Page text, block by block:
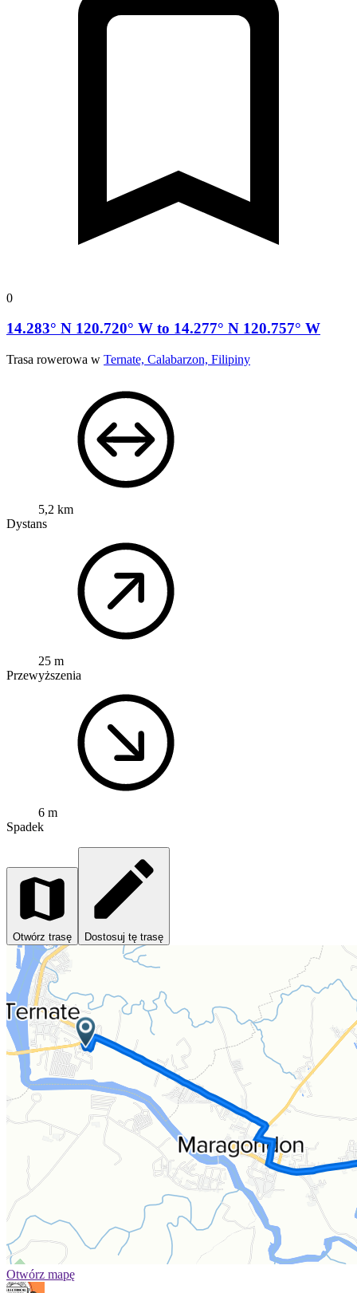
0
14.283° N 120.720° W to 14.277° N 120.757° W
Trasa rowerowa w Ternate, Calabarzon, Filipiny
5,2 km
Dystans
25 m
Przewyższenia
6 m
Spadek
Otwórz trasę Dostosuj tę trasę
Otwórz mapę